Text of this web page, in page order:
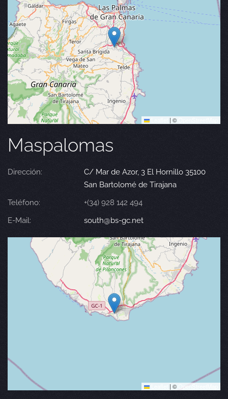
| ©
Maspalomas
Dirección:
C/ Mar de Azor, 3 El Hornillo 35100
San Bartolomé de Tirajana
Teléfono:
+(34) 928 142 494
E-Mail:
south@bs-gc.net
| © OpenStreetMap